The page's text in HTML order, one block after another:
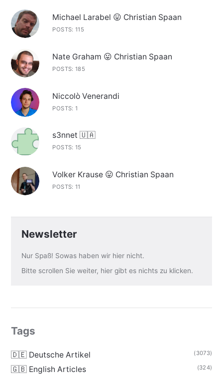
Michael Larabel 😛 Christian Spaan
POSTS: 115
Nate Graham 😛 Christian Spaan
POSTS: 185
Niccolò Venerandi
POSTS: 1
s3nnet 🇺🇦
POSTS: 15
Volker Krause 😛 Christian Spaan
POSTS: 11
Newsletter
Nur Spaß! Sowas haben wir hier nicht.
Bitte scrollen Sie weiter, hier gibt es nichts zu klicken.
Tags
🇩🇪 Deutsche Artikel (3073)
🇬🇧 English Articles (324)